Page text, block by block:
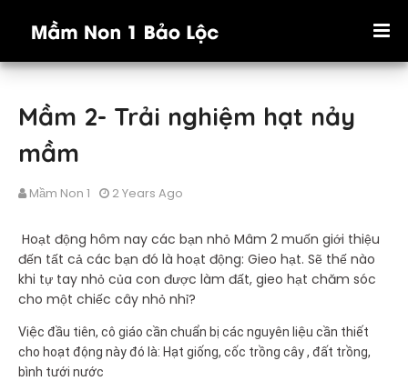
Mầm 2- Trải nghiệm hạt nảy
mầm
Mầm Non 1 2 Years Ago
Hoạt động hôm nay các bạn nhỏ Mâm 2 muốn giới thiệu
đến tất cả các bạn đó là hoạt động: Gieo hạt. Sẽ thế nào
khi tự tay nhỏ của con được làm đất, gieo hạt chăm sóc
cho một chiếc cây nhỏ nhỉ?
Việc đầu tiên, cô giáo cần chuẩn bị các nguyên liệu cần thiết
cho hoạt động này đó là: Hạt giống, cốc trồng cây , đất trồng,
bình tưới nước